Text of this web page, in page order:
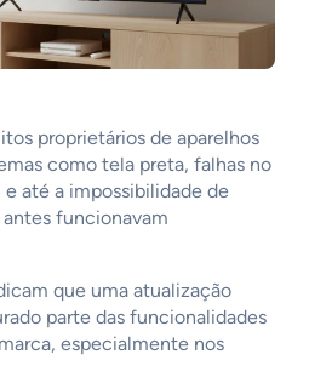
proprietários de aparelhos
como tela preta, falhas no
até a impossibilidade de
funcionavam
que uma atualização
parte das funcionalidades
especialmente nos